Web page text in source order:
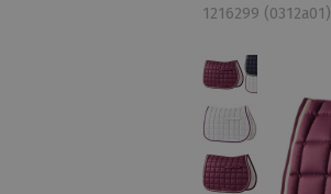
1216299 (0312a01)